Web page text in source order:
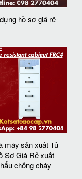
hồ sơ giá rẻ
máy sản xuất Tủ
Sơ Giá Rẻ xuất
chống cháy